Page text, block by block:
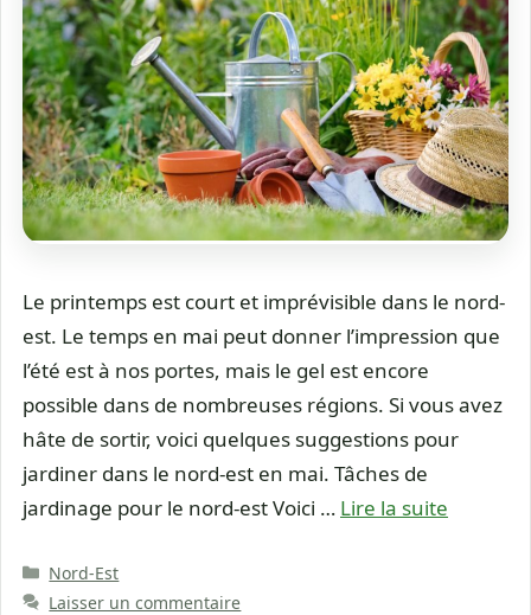
Le printemps est court et imprévisible dans le nord-
est. Le temps en mai peut donner l’impression que
l’été est à nos portes, mais le gel est encore
possible dans de nombreuses régions. Si vous avez
hâte de sortir, voici quelques suggestions pour
jardiner dans le nord-est en mai. Tâches de
jardinage pour le nord-est Voici … Lire la suite
Catégories
Nord-Est
Laisser un commentaire